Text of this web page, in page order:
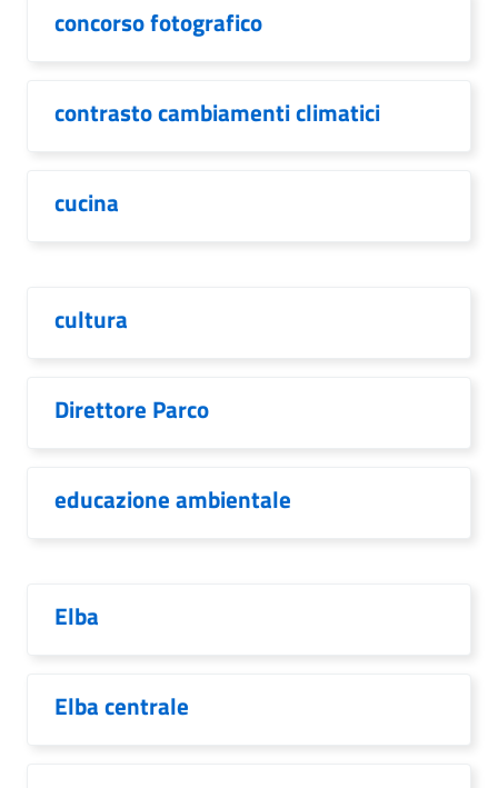
concorso fotografico
contrasto cambiamenti climatici
cucina
cultura
Direttore Parco
educazione ambientale
Elba
Elba centrale